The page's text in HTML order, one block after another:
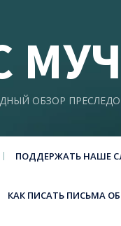
ОБЗОР
ПОДДЕРЖАТЬ НАШЕ
КАК ПИСАТЬ ПИСЬМА